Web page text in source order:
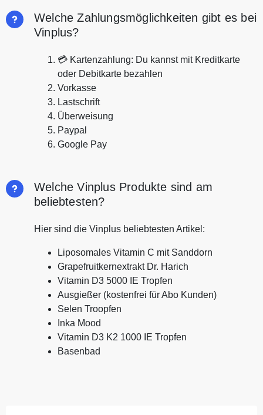
Welche Zahlungsmöglichkeiten gibt es bei
Vinplus?
💳 Kartenzahlung: Du kannst mit Kreditkarte
oder Debitkarte bezahlen
Vorkasse
Lastschrift
Überweisung
Paypal
Google Pay
Welche Vinplus Produkte sind am
beliebtesten?
Hier sind die Vinplus beliebtesten Artikel:
Liposomales Vitamin C mit Sanddorn
Grapefruitkernextrakt Dr. Harich
Vitamin D3 5000 IE Tropfen
Ausgießer (kostenfrei für Abo Kunden)
Selen Troopfen
Inka Mood
Vitamin D3 K2 1000 IE Tropfen
Basenbad